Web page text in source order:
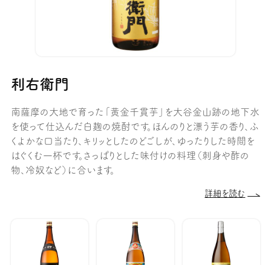
利右衛門
南薩摩の大地で育った「黄金千貫芋」を大谷金山跡の地下水
を使って仕込んだ白麹の焼酎です。ほんのりと漂う芋の香り、ふ
くよかな口当たり、キリッとしたのどごしが、ゆったりした時間を
はぐくむ一杯です。さっぱりとした味付けの料理（刺身や酢の
物、冷奴など）に合います。
詳細を読む